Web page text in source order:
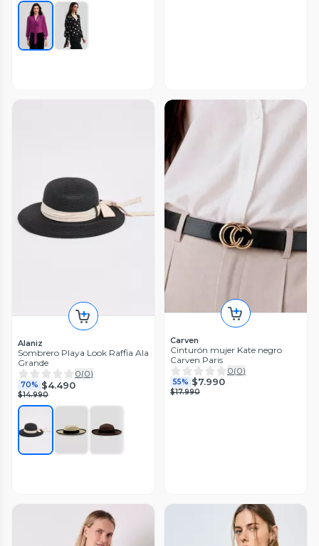
Alaniz
Sombrero Playa Look Raffia Ala
Grande
0(0)
70% $4.490
$14.990
Carven
Cinturón mujer Kate negro
Carven Paris
0(0)
55% $7.990
$17.990